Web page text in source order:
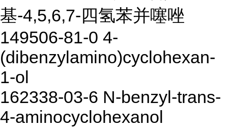
基-4,5,6,7-四氢苯并噻唑
149506-81-0 4-
(dibenzylamino)cyclohexan-
1-ol
162338-03-6 N-benzyl-trans-
4-aminocyclohexanol